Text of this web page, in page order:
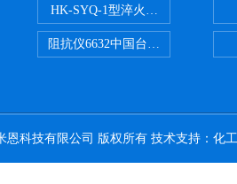
HK-SYQ-1型淬火介质冷却性能测
阻抗仪6632中国台湾益和
恩科技有限公司 版权所有 技术支持： 化